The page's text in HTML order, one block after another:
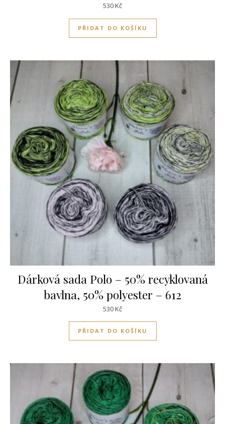
530Kč
PŘIDAT DO KOŠÍKU
Dárková sada Polo – 50% recyklovaná
bavlna, 50% polyester – 612
530Kč
PŘIDAT DO KOŠÍKU